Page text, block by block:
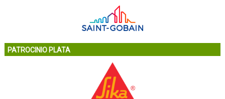
PATROCINIO PLATA